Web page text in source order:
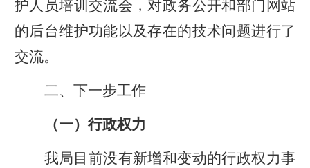
护人员培训交流会，对政务公开和部门网站
的后台维护功能以及存在的技术问题进行了
交流。
二、下一步工作
（一）行政权力
我局目前没有新增和变动的行政权力事